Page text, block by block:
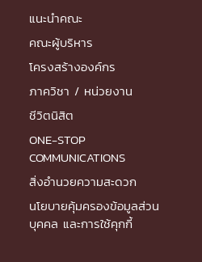
แนะนำคณะ
คณะผู้บริหาร
โครงสร้างองค์กร
ภาควิชา / หน่วยงาน
ชีวิตนิสิต
ONE-STOP
COMMUNICATIONS
สิ่งอำนวยความสะดวก
นโยบายคุ้มครองข้อมูลส่วน
บุคคล และการใช้คุกกี้